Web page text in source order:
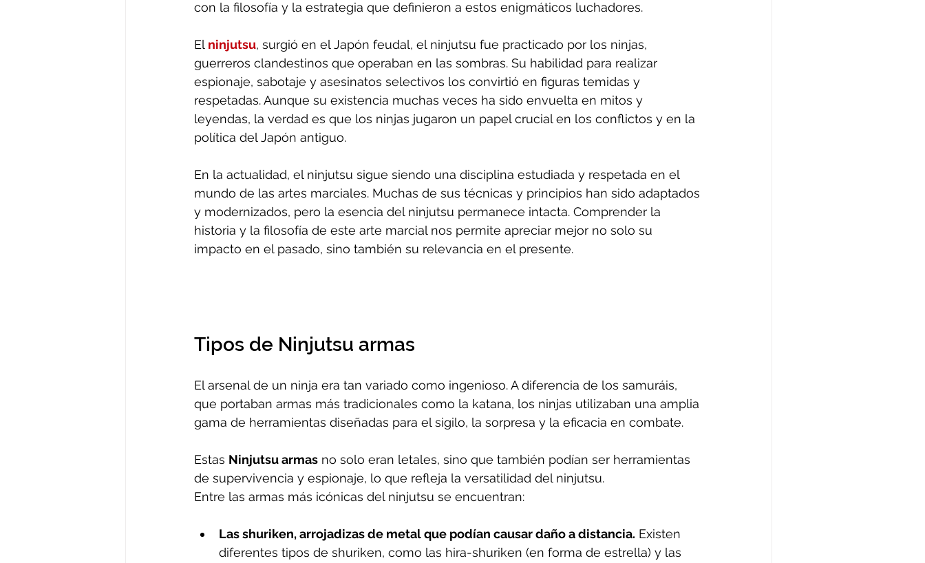
con la filosofía y la estrategia que definieron a estos enigmáticos luchadores.
El ninjutsu, surgió en el Japón feudal, el ninjutsu fue practicado por los ninjas,
guerreros clandestinos que operaban en las sombras. Su habilidad para realizar
espionaje, sabotaje y asesinatos selectivos los convirtió en figuras temidas y
respetadas. Aunque su existencia muchas veces ha sido envuelta en mitos y
leyendas, la verdad es que los ninjas jugaron un papel crucial en los conflictos y en la
política del Japón antiguo.
En la actualidad, el ninjutsu sigue siendo una disciplina estudiada y respetada en el
mundo de las artes marciales. Muchas de sus técnicas y principios han sido adaptados
y modernizados, pero la esencia del ninjutsu permanece intacta. Comprender la
historia y la filosofía de este arte marcial nos permite apreciar mejor no solo su
impacto en el pasado, sino también su relevancia en el presente.
Tipos de Ninjutsu armas
El arsenal de un ninja era tan variado como ingenioso. A diferencia de los samuráis,
que portaban armas más tradicionales como la katana, los ninjas utilizaban una amplia
gama de herramientas diseñadas para el sigilo, la sorpresa y la eficacia en combate.
Estas Ninjutsu armas no solo eran letales, sino que también podían ser herramientas
de supervivencia y espionaje, lo que refleja la versatilidad del ninjutsu.
Entre las armas más icónicas del ninjutsu se encuentran:
Las shuriken, arrojadizas de metal que podían causar daño a distancia. Existen
diferentes tipos de shuriken, como las hira-shuriken (en forma de estrella) y las